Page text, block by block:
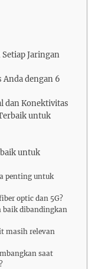
Jaringan
dengan 6
dan Konektivitas
untuk
untuk
penting untuk
optic dan 5G?
baik dibandingkan
masih relevan
saat